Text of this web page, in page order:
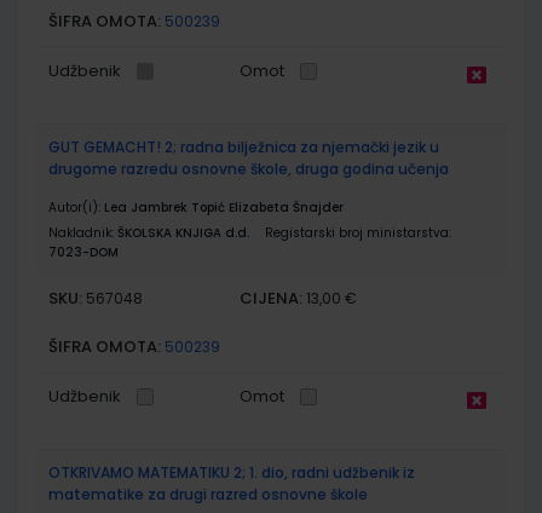
ŠIFRA OMOTA: 500239
Udžbenik Omot
GUT GEMACHT! 2; radna bilježnica za njemački jezik u
drugome razredu osnovne škole, druga godina učenja
Autor(i): Lea Jambrek Topić Elizabeta Šnajder
Nakladnik: ŠKOLSKA KNJIGA d.d.
Registarski broj ministarstva:
7023-DOM
SKU: 567048 CIJENA: 13,00 €
ŠIFRA OMOTA: 500239
Udžbenik Omot
OTKRIVAMO MATEMATIKU 2; 1. dio, radni udžbenik iz
matematike za drugi razred osnovne škole